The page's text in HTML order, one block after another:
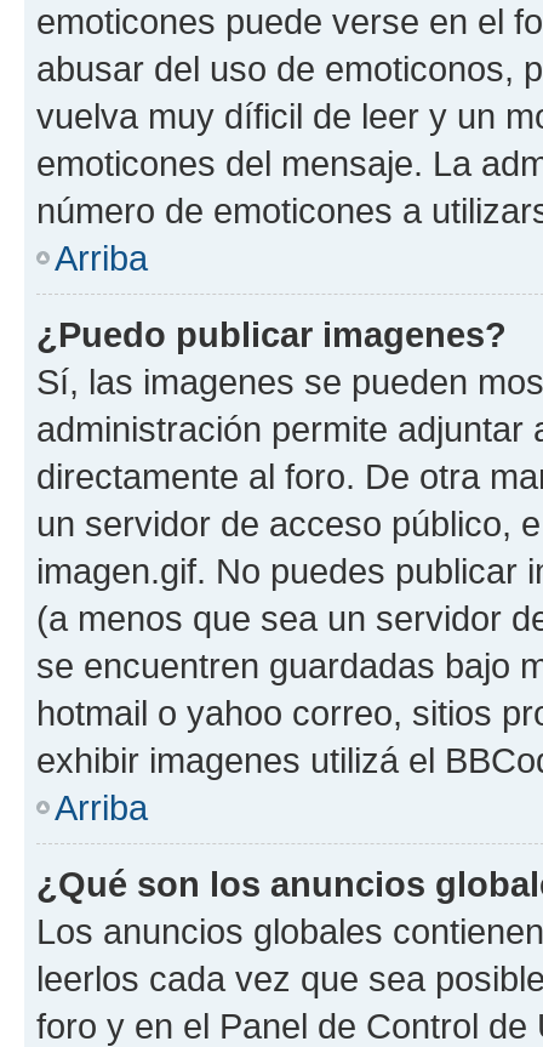
emoticones puede verse en el
abusar del uso de emoticonos,
vuelva muy díficil de leer y un
emoticones del mensaje. La
número de emoticones a
Arriba
¿Puedo publicar imagenes?
Sí, las imagenes se pueden
administración permite
directamente al foro. De otra
un servidor de acceso público,
imagen.gif. No puedes publicar
(a menos que sea un servidor
se encuentren guardadas bajo
hotmail o yahoo correo, sitios
exhibir imagenes utilizá el
Arriba
¿Qué son los anuncios
Los anuncios globales
leerlos cada vez que sea
foro y en el Panel de Control